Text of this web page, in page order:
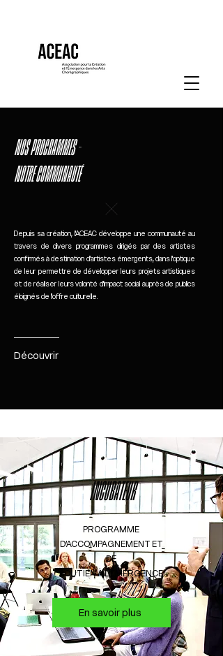
NOS PROGRAMMES -
NOTRECOMMUNAUTÉ
Depuis sa création, l'ACEAC développe une communauté au
travers de divers programmes dirigés par des artistes
confirmés à destination d'artistes émergents, dans l'optique
de leur permettre de développer leurs projets artistiques
et de réaliser leurs volonté d'impact social auprès de publics
éloignés de l'offre culturelle.
Découvrir
INCUBATEUR
PROGRAMME
D’ACCOMPAGNEMENT ET
DE
SOUTIENÀ L’ÉMERGENCE
En savoir plus